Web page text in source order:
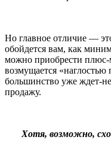
Но главное отличие —
обойдется вам, как
можно приобрести плюс-
возмущается
большинство уже ждет-
продажу.
Хотя, возможно,